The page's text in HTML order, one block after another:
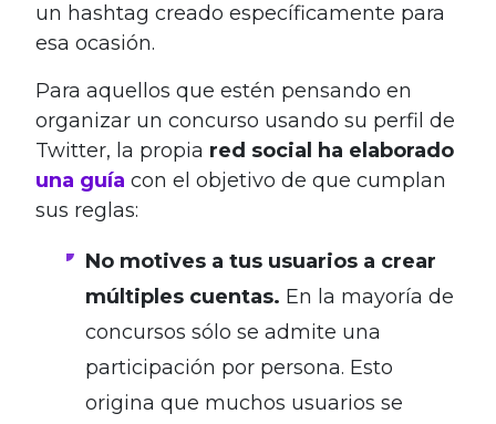
un hashtag creado específicamente para
esa ocasión.
Para aquellos que estén pensando en
organizar un concurso usando su perfil de
Twitter, la propia red social ha elaborado
una guía con el objetivo de que cumplan
sus reglas:
No motives a tus usuarios a crear
múltiples cuentas. En la mayoría de
concursos sólo se admite una
participación por persona. Esto
origina que muchos usuarios se